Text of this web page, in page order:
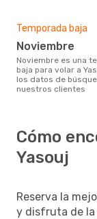
Temporada baja
noviembre
noviembre es una temporada
baja para volar a
los datos de
nuestros clientes
Cómo
Yasouj
Reserva la
y disfruta de